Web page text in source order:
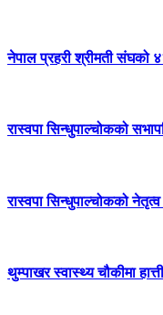
नेपाल प्रहरी श्रीमती संघको
रास्वपा सिन्धुपाल्चोकको
रास्वपा सिन्धुपाल्चोकको
थुम्पाखर स्वास्थ्य चौकीमा